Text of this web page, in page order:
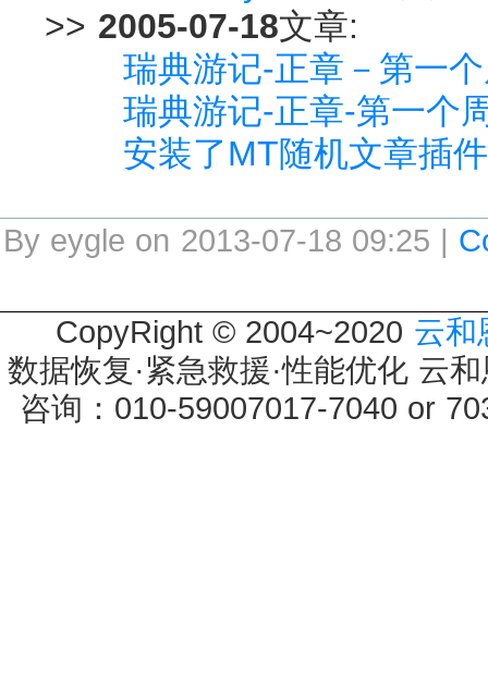
>> 2005-07-18文章:
瑞典游记-正章－第一
瑞典游记-正章-第一个
安装了MT随机文章插
By eygle on 2013-07-18 09:25 |
CopyRight © 2004~2020 云和
数据恢复·紧急救援·性能优化 云
咨询：010-59007017-7040 or